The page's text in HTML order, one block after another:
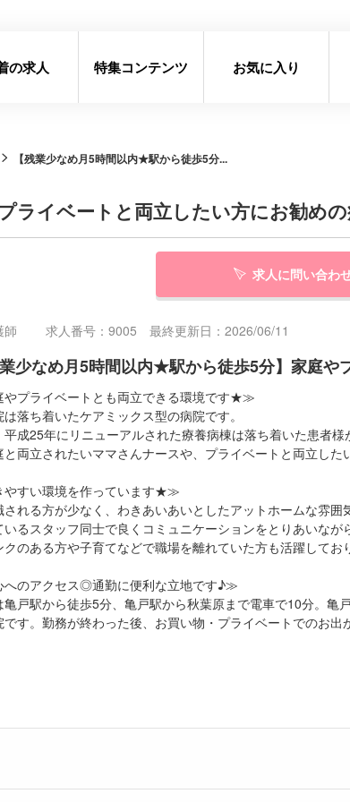
の求人 特集コンテンツ お気に入り
【残業少なめ月5時間以内★駅から徒歩5分...
ライベートと両立したい方にお勧め
求人に問い合わ
師 求人番号：9005 最終更新日：2026/06/11
業少なめ月5時間以内★駅から徒歩5分】家庭
プライベートとも両立できる環境です★≫
落ち着いたケアミックス型の病院です。
平成25年にリニューアルされた療養病棟は落ち着いた患者
と両立されたいママさんナースや、プライベートと両立した
すい環境を作っています★≫
れる方が少なく、わきあいあいとしたアットホームな雰囲
いるスタッフ同士で良くコミュニケーションをとりあいな
クのある方や子育てなどで職場を離れていた方も活躍して
のアクセス◎通勤に便利な立地です♪≫
亀戸駅から徒歩5分、亀戸駅から秋葉原まで電車で10分。
です。勤務が終わった後、お買い物・プライベートでのお出